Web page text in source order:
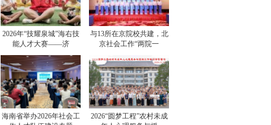
2026年“技耀泉城”海右技
能人才大赛——济
与13所在京院校共建，北
京社会工作“两院一
海南省举办2026年社会工
2026“圆梦工程”农村未成